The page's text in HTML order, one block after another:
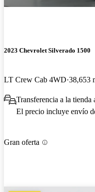
2023 Chevrolet Silverado 1500
LT Crew Cab 4WD 38,653
Transferencia a la
El precio incluye envío
Gran oferta